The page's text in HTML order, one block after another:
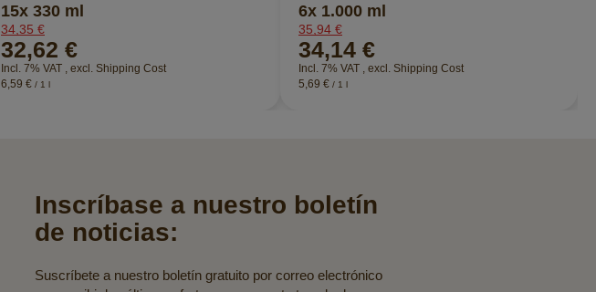
15x 330 ml
34,35 €
32,62 €
Incl. 7% VAT excl. Shipping Cost
6,59 € / 1 l
6x 1.000 ml
35,94 €
34,14 €
Incl. 7% VAT excl. Shipping Cost
5,69 € / 1 l
Inscríbase a nuestro boletín
de noticias:
Suscríbete a nuestro boletín gratuito por correo electrónico